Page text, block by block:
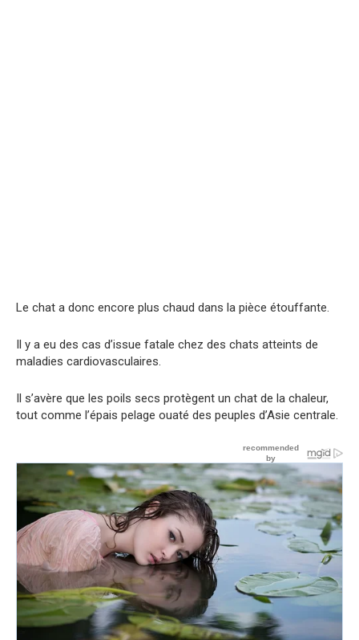
Le chat a donc encore plus chaud dans la pièce étouffante.
Il y a eu des cas d’issue fatale chez des chats atteints de
maladies cardiovasculaires.
Il s’avère que les poils secs protègent un chat de la chaleur,
tout comme l’épais pelage ouaté des peuples d’Asie centrale.